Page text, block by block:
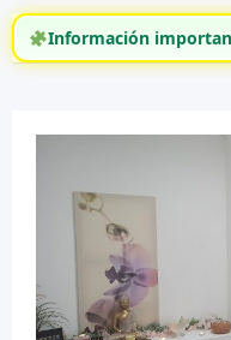
Información